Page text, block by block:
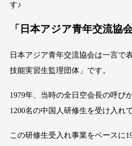
す♪
「日本アジア青年交流協
日本アジア青年交流協会は一言で
技能実習生監理団体」です。
1979年、当時の全日空会⻑の呼び
1200名の中国人研修生を受け入れ
この研修生受入れ事業をベースに